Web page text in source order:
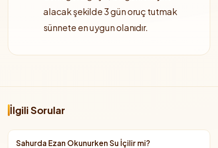
alacak şekilde 3 gün oruç tutmak
sünnete en uygun olanıdır.
İlgili Sorular
Sahurda Ezan Okunurken Su İçilir mi?